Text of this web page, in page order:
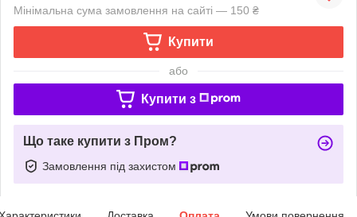
Мінімальна сума замовлення на сайті — 150 ₴
Купити
або
Купити з
Що таке купити з Пром?
Замовлення під захистом